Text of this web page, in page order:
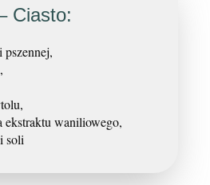
Ciasto:
pszennej,
ekstraktu waniliowego,
soli